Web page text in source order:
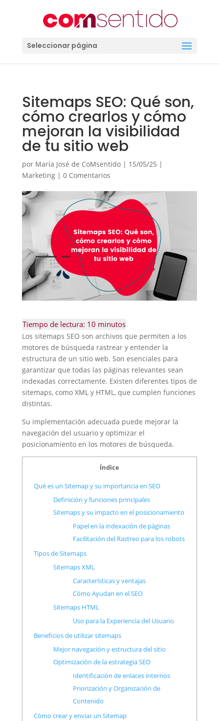
Seleccionar página
Sitemaps SEO: Qué son,
cómo crearlos y cómo
mejoran la visibilidad
de tu sitio web
por María José de CoMsentido| 15/05/25 |
Marketing| 0 Comentarios
Los sitemaps SEO son archivos que permiten a los
motores de búsqueda rastrear y entender la
estructura de un sitio web. Son esenciales para
garantizar que todas las páginas relevantes sean
indexadas correctamente. Existen diferentes tipos de
sitemaps, como XML y HTML, que cumplen funciones
distintas.
Su implementación adecuada puede mejorar la
navegación del usuario y optimizar el
posicionamiento en los motores de búsqueda.
Índice
Qué es un Sitemap y su importancia en SEO
Definición y funciones principales
Sitemaps y su impacto en el posicionamiento
Papel en la indexación de páginas
Facilitación del Rastreo para los robots
Tipos de Sitemaps
Sitemaps XML
Características y ventajas
Cómo Ayudan en el SEO
Sitemaps HTML
Uso para la Experiencia del Usuario
Beneficios de utilizar sitemaps
Mejor navegación y estructura del sitio
Optimización de la estrategia SEO
Identificación de enlaces internos
Priorización y Organización de
Contenido
Cómo crear y enviar un Sitemap